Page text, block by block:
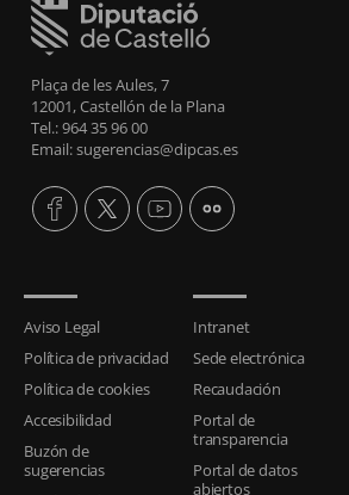
Plaça de les Aules, 7
12001, Castellón de la Plana
Tel.: 964 35 96 00
Email: sugerencias@dipcas.es
Aviso Legal
Política de privacidad
Política de cookies
Accesibilidad
Buzón de
sugerencias
Intranet
Sede electrónica
Recaudación
Portal de
transparencia
Portal de datos
abiertos